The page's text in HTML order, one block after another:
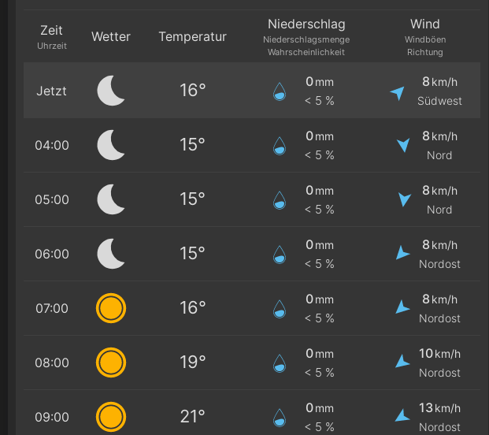
Zeit
Uhrzeit
Wetter Temperatur
Niederschlag
Niederschlagsmenge
Wahrscheinlichkeit
Wind
Windböen
Richtung
Jetzt 16° 0 mm
< 5 %
8 km/h
Südwest
04:00 15° 0 mm
< 5 %
8 km/h
Nord
05:00 15° 0 mm
< 5 %
8 km/h
Nord
06:00 15° 0 mm
< 5 %
8 km/h
Nordost
07:00 16° 0 mm
< 5 %
8 km/h
Nordost
08:00 19° 0 mm
< 5 %
10km/h
Nordost
09:00 21° 0 mm
< 5 %
13km/h
Nordost